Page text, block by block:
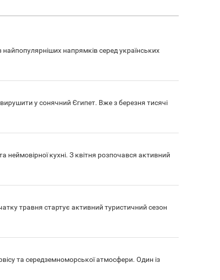
найпопулярніших напрямків серед українських
у сонячний Єгипет. Вже з березня тисячі
неймовірної кухні. З квітня розпочався активний
травня стартує активний туристичний сезон
та середземноморської атмосфери. Один із